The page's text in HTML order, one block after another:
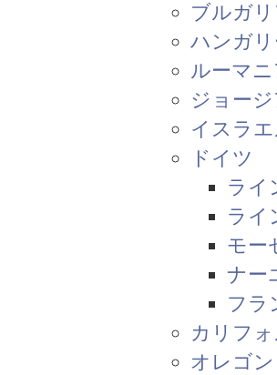
ブルガ
ハンガ
ルーマ
ジョー
イスラ
ドイツ
ライ
ライ
モー
ナー
フラ
カリフ
オレゴ